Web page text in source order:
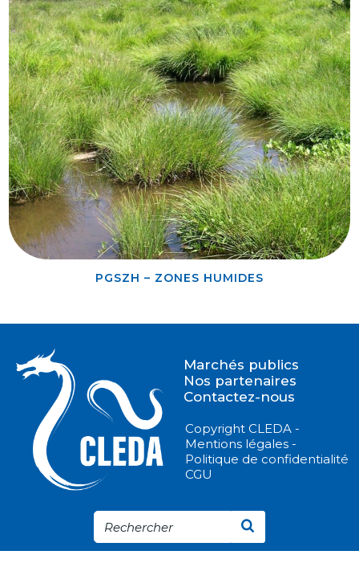
PGSZH – ZONES HUMIDES
Marchés publics
Nos partenaires
Contactez-nous
Copyright CLEDA -
Mentions légales -
Politique de confidentialité
CGU